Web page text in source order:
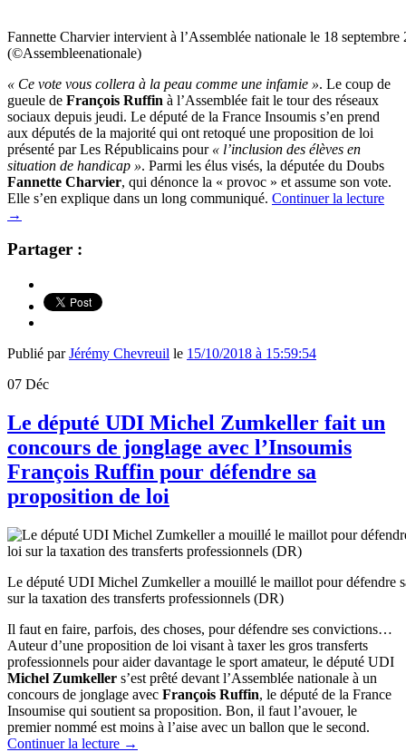
Fannette Charvier intervient à l’Assemblée nationale le 18 septembre
(©Assembleenationale)
« Ce vote vous collera à la peau comme une infamie ». Le coup de
gueule de François Ruffin à l’Assemblée fait le tour des réseaux
sociaux depuis jeudi. Le député de la France Insoumis s’en prend
aux députés de la majorité qui ont retoqué une proposition de loi
présenté par Les Républicains pour « l’inclusion des élèves en
situation de handicap ». Parmi les élus visés, la députée du Doubs
Fannette Charvier, qui dénonce la « provoc » et assume son vote.
Elle s’en explique dans un long communiqué. Continuer la lecture
→
Partager :
Publié parJérémy Chevreuil le 15/10/2018 à 15:59:54
07 Déc
Le député UDI Michel Zumkeller fait un
concours de jonglage avec l’Insoumis
François Ruffin pour défendre sa
proposition de loi
Le député UDI Michel Zumkeller a mouillé le maillot pour défendre
sur la taxation des transferts professionnels (DR)
Il faut en faire, parfois, des choses, pour défendre ses convictions…
Auteur d’une proposition de loi visant à taxer les gros transferts
professionnels pour aider davantage le sport amateur, le député UDI
Michel Zumkeller s’est prêté devant l’Assemblée nationale à un
concours de jonglage avec François Ruffin, le député de la France
Insoumise qui soutient sa proposition. Bon, il faut l’avouer, le
premier nommé est moins à l’aise avec un ballon que le second.
Continuer la lecture →